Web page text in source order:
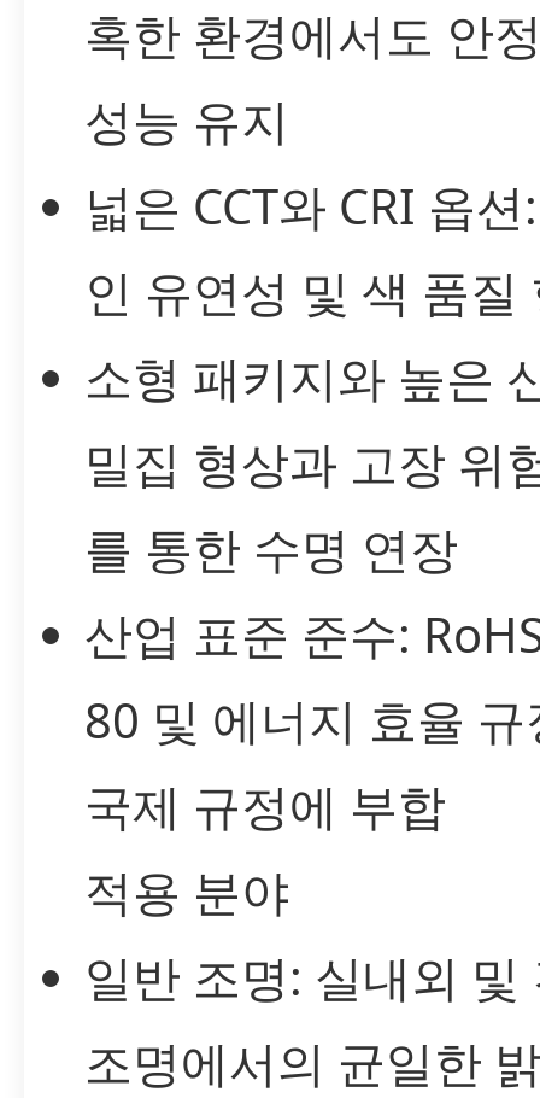
혹한 환경에서도 안
성능 유지
넓은 CCT와 CRI 옵
인 유연성 및 색 품질
소형 패키지와 높은
밀집 형상과 고장 위
를 통한 수명 연장
산업 표준 준수:
80 및 에너지 효율
국제 규정에 부합
적용 분야
일반 조명: 실내외 및
조명에서의 균일한